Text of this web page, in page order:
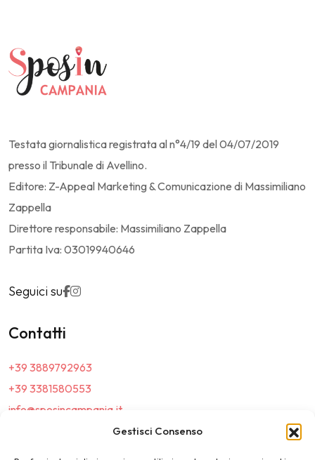
Gestisci Consenso
Testata giornalistica registrata al n°4/19 del 04/07/2019
presso il Tribunale di Avellino.
Editore: Z-Appeal Marketing & Comunicazione di Massimiliano
Zappella
Direttore responsabile: Massimiliano Zappella
Partita Iva: 03019940646
Seguici su
Contatti
+39 3889792963
+39 3381580553
info@sposincampania.it
sposincampania@pec.it